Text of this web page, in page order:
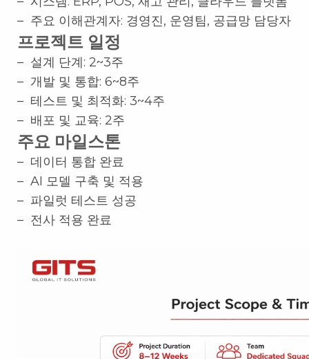
– 주요 이해관계자: 경영진, 운영팀, 공급망 담당자
프로젝트 일정
– 설계 단계: 2~3주
– 개발 및 통합: 6~8주
– 테스트 및 최적화: 3~4주
– 배포 및 교육: 2주
주요 마일스톤
– 데이터 통합 완료
– AI 모델 구축 및 적용
– 파일럿 테스트 성공
– 전사 적용 완료